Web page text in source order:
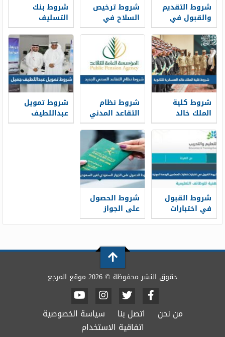
شروط التقديم
والقبول في
وظائف الدفاع
المدني 1448
شروط ترخيص
السلاح في
السعودية 1448
شروط بنك
التسليف
الجديدة 1448
للنساء بدون
كفيل
شروط كلية
الملك خالد
العسكرية
للثانوية 1448
شروط نظام
التقاعد المدني
الجديد 1448
شروط تمويل
عبداللطيف
جميل 1448
شروط القبول
في اختبارات
كفايات
1448
شروط الحصول
على الجواز
السعودي لغير
حقوق النشر محفوظة © 2026 موقع المرجع
من نحن اتصل بنا
سياسة الخصوصية
اتفاقية الاستخدام